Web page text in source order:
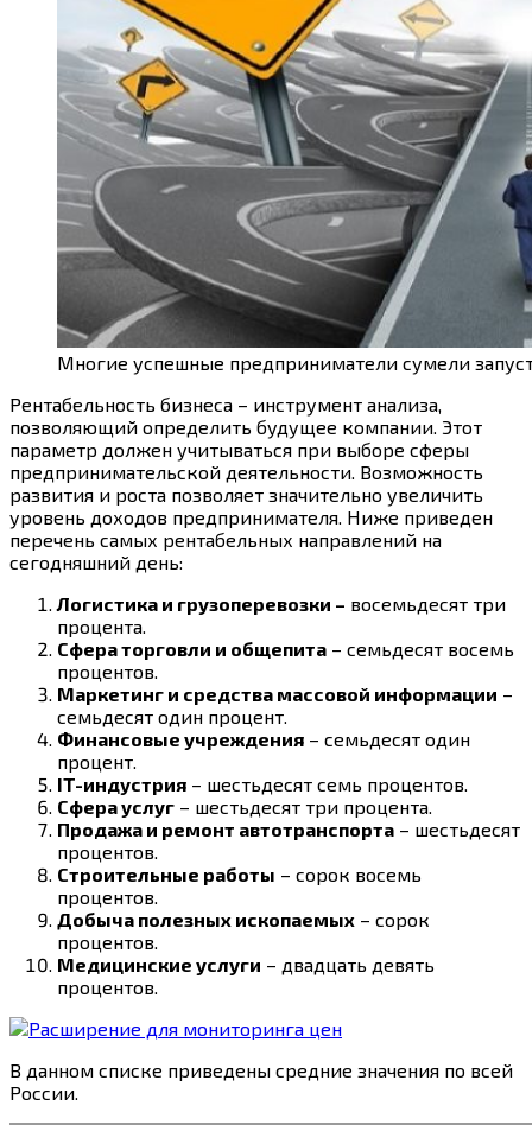
Многие успешные предприниматели сумели
Рентабельность бизнеса – инструмент анализа,
позволяющий определить будущее компании. Этот
параметр должен учитываться при выборе сферы
предпринимательской деятельности. Возможность
развития и роста позволяет значительно увеличить
уровень доходов предпринимателя. Ниже приведен
перечень самых рентабельных направлений на
сегодняшний день:
Логистика и грузоперевозки – восемьдесят три
процента.
Сфера торговли и общепита – семьдесят восемь
процентов.
Маркетинг и средства массовой информации –
семьдесят один процент.
Финансовые учреждения – семьдесят один
процент.
IT-индустрия – шестьдесят семь процентов.
Сфера услуг – шестьдесят три процента.
Продажа и ремонт автотранспорта – шестьдесят
процентов.
Строительные работы – сорок восемь
процентов.
Добыча полезных ископаемых – сорок
процентов.
Медицинские услуги – двадцать девять
процентов.
В данном списке приведены средние значения по всей
России.